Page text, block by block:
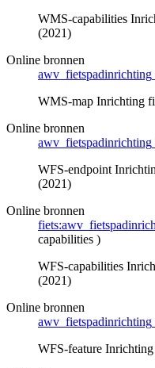
WMS-capabilities
(2021)
Online bronnen
awv_fietspadinrichting
WMS-map Inrichting
Online bronnen
awv_fietspadinrichting
WFS-endpoint
(2021)
Online bronnen
capabilities )
WFS-capabilities
(2021)
Online bronnen
awv_fietspadinrichting
WFS-feature